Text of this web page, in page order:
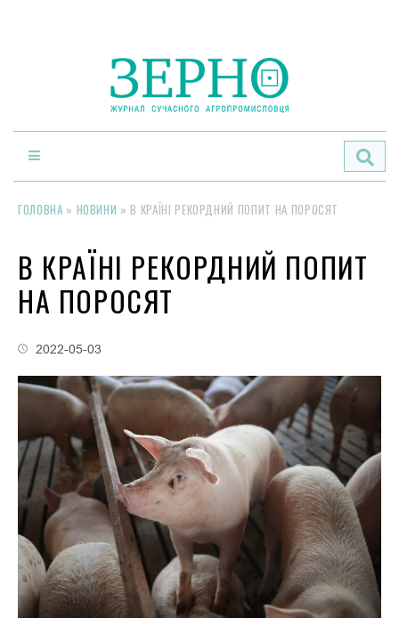
ГОЛОВНА » НОВИНИ » В КРАЇНІ РЕКОРДНИЙ ПОПИТ НА ПОРОСЯТ
В КРАЇНІ РЕКОРДНИЙ ПОПИТ
НА ПОРОСЯТ
2022-05-03